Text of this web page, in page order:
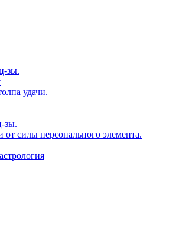
зы.
удачи.
зы.
силы персонального элемента.